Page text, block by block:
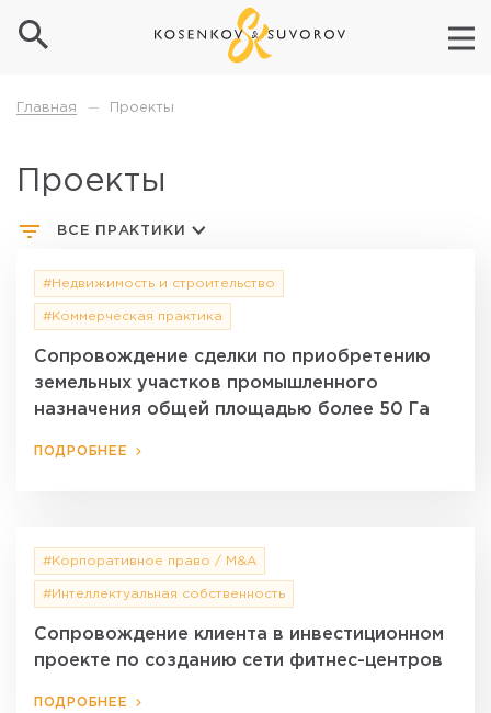
Главная — Проекты
Проекты
ВСЕ ПРАКТИКИ
#Недвижимость и строительство
#Коммерческая практика
Сопровождение сделки по приобретению
земельных участков промышленного
назначения общей площадью более 50 Га
ПОДРОБНЕЕ
#Корпоративное право / M&A
#Интеллектуальная собственность
Сопровождение клиента в инвестиционном
проекте по созданию сети фитнес-центров
ПОДРОБНЕЕ